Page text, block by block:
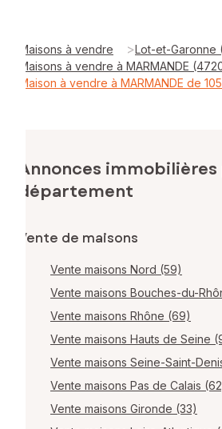
Maisons à vendre >Lot-et-Garonne
Maisons à vendre à MARMANDE
Maison à vendre à MARMANDE de
Annonces
département
Vente de maisons
Vente maisons Nord (59)
Vente maisons Bouches-du-
Vente maisons Rhône (69)
Vente maisons Hauts de Seine
Vente maisons Seine-Saint-
Vente maisons Pas de Calais
Vente maisons Gironde (33)